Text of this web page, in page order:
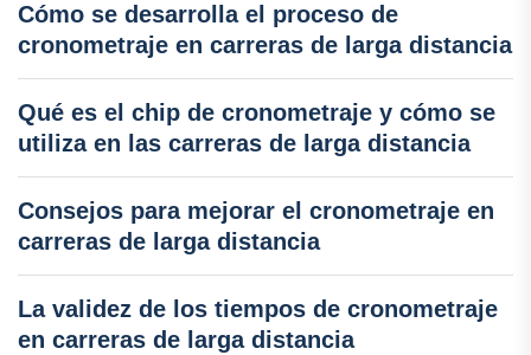
Cómo se desarrolla el proceso de
cronometraje en carreras de larga distancia
Qué es el chip de cronometraje y cómo se
utiliza en las carreras de larga distancia
Consejos para mejorar el cronometraje en
carreras de larga distancia
La validez de los tiempos de cronometraje
en carreras de larga distancia